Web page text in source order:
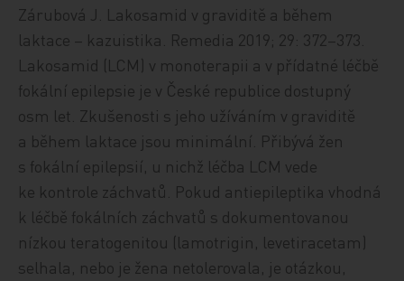
Zárubová J. Lakosamid v graviditě a během
laktace – kazuistika. Remedia 2019; 29: 372–373.
Lakosamid (LCM) v monoterapii a v přídatné léčbě
fokální epilepsie je v České republice dostupný
osm let. Zkušenosti s jeho užíváním v graviditě
a během laktace jsou minimální. Přibývá žen
s fokální epilepsií, u nichž léčba LCM vede
ke kontrole záchvatů. Pokud antiepileptika vhodná
k léčbě fokálních záchvatů s dokumentovanou
nízkou teratogenitou (lamotrigin, levetiracetam)
selhala, nebo je žena netolerovala, je otázkou,